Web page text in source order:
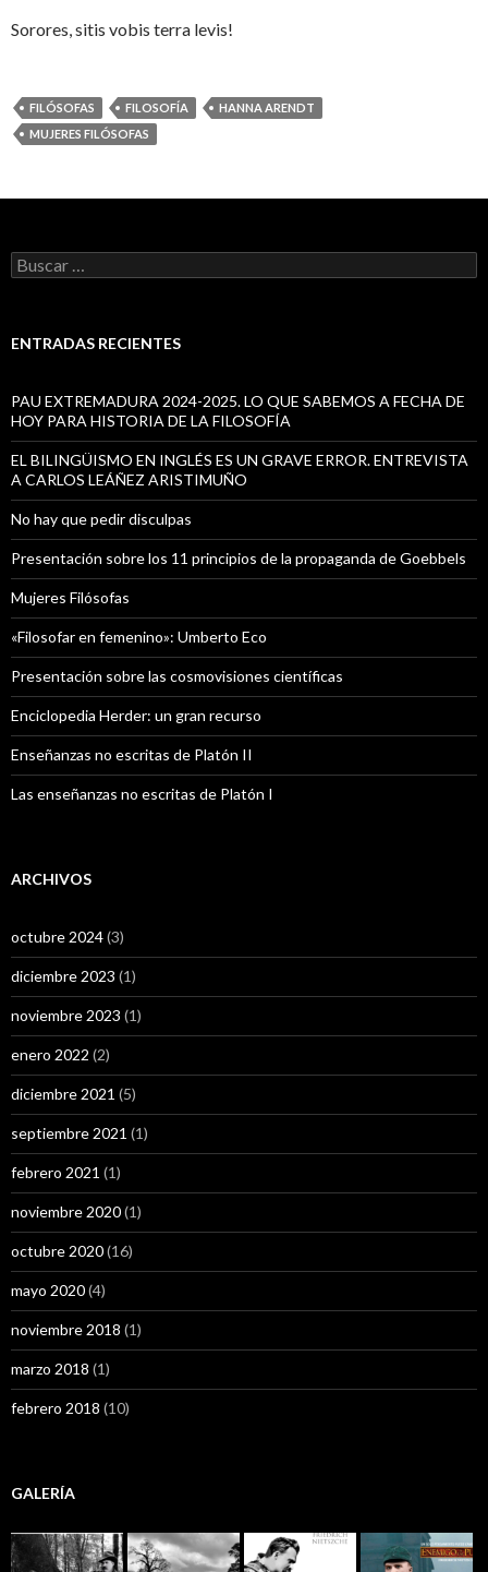
Sorores, sitis vobis terra levis!
FILÓSOFAS FILOSOFÍA
HANNA ARENDT
MUJERES FILÓSOFAS
B
u
a
ENTRADAS RECIENTES
PAU EXTREMADURA 2024-2025. LO QUE SABEMOS A FECHA DE
HOY PARA HISTORIA DE LA FILOSOFÍA
EL BILINGÜISMO EN INGLÉS ES UN GRAVE ERROR. ENTREVISTA
A CARLOS LEÁÑEZ ARISTIMUÑO
No hay que pedir disculpas
Presentación sobre los 11 principios de la propaganda de Goebbels
Mujeres Filósofas
«Filosofar en femenino»: Umberto Eco
Presentación sobre las cosmovisiones científicas
Enciclopedia Herder: un gran recurso
Enseñanzas no escritas de Platón II
Las enseñanzas no escritas de Platón I
ARCHIVOS
octubre 2024(3)
diciembre 2023 (1)
noviembre 2023 (1)
enero 2022 (2)
diciembre 2021 (5)
septiembre 2021 (1)
febrero 2021 (1)
noviembre 2020(1)
octubre 2020(16)
mayo 2020(4)
noviembre 2018 (1)
marzo 2018 (1)
febrero 2018 (10)
GALERÍA